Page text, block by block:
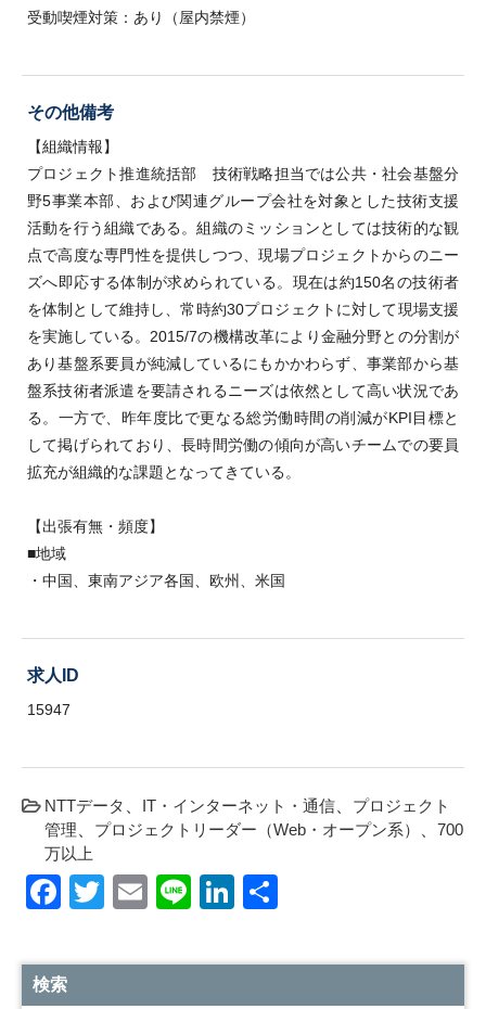
受動喫煙対策：あり（屋内禁煙）
その他備考
【組織情報】
プロジェクト推進統括部 技術戦略担当では公共・社会基盤分
野5事業本部、および関連グループ会社を対象とした技術支援
活動を行う組織である。組織のミッションとしては技術的な観
点で高度な専門性を提供しつつ、現場プロジェクトからのニー
ズへ即応する体制が求められている。現在は約150名の技術者
を体制として維持し、常時約30プロジェクトに対して現場支援
を実施している。2015/7の機構改革により金融分野との分割が
あり基盤系要員が純減しているにもかかわらず、事業部から基
盤系技術者派遣を要請されるニーズは依然として高い状況であ
る。一方で、昨年度比で更なる総労働時間の削減がKPI目標と
して掲げられており、長時間労働の傾向が高いチームでの要員
拡充が組織的な課題となってきている。
【出張有無・頻度】
■地域
・中国、東南アジア各国、欧州、米国
求人ID
15947
NTTデータ IT・インターネット・通信
プロジェクト
管理
プロジェクトリーダー（Web・オープン系）
700
万以上
Facebook
Twitter
EmailLineLinkedIn
検索